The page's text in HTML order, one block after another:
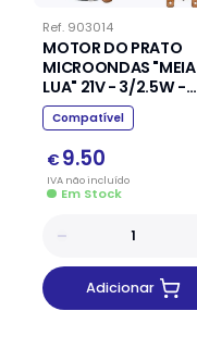
Ref. 903014
MOTOR DO PRATO
MICROONDAS "MEIA
LUA" 21V - 3/2.5W -
5/6RPM SAMSUNG
Compatível
€ 9.50
IVA nãoincluído
Em Stock
Adicionar